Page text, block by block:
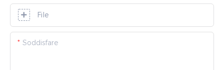
File
Soddisfare